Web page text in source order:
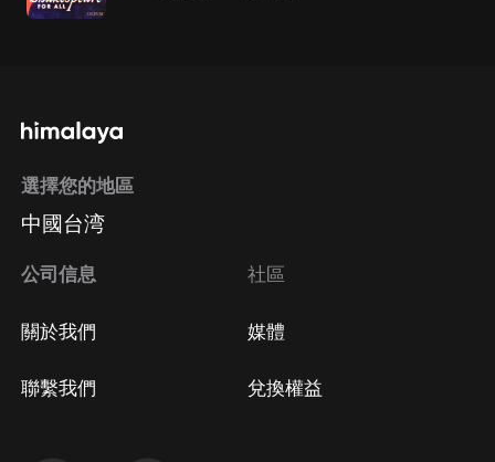
選擇您的地區
中國台湾
公司信息
關於我們
聯繫我們
社區
媒體
兌換權益